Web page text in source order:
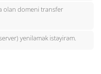
olan domeni transfer
yeniləmək istəyirəm.